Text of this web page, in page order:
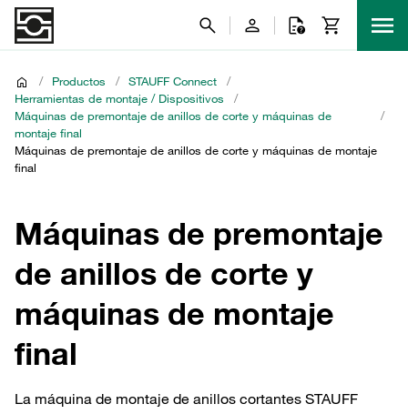
/ Productos / STAUFF Connect
/
Herramientas de montaje / Dispositivos
/
Máquinas de premontaje de anillos de corte y máquinas de
montaje final
/
Máquinas de premontaje de anillos de corte y máquinas de montaje
final
Máquinas de premontaje
de anillos de corte y
máquinas de montaje
final
La máquina de montaje de anillos cortantes STAUFF